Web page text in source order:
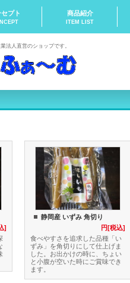
法人直営のショップです。
]
静岡産 いずみ 角切り
円[税込]
食べやすさを追求した品種「い
ずみ」を角切りにして仕上げま
した。お出かけの時に、ちょい
と小腹が空いた時にご賞味でき
ます。
プト 商品紹介
ITEM LIST